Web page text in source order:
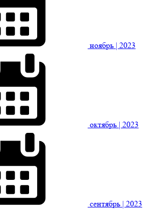
ноябрь | 2023
октябрь | 2023
сентябрь | 2023